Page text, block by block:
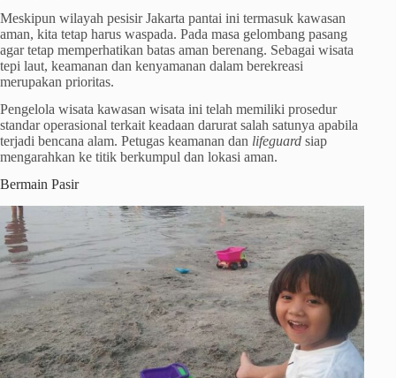
Meskipun wilayah pesisir Jakarta pantai ini termasuk kawasan
aman, kita tetap harus waspada. Pada masa gelombang pasang
agar tetap memperhatikan batas aman berenang. Sebagai wisata
tepi laut, keamanan dan kenyamanan dalam berekreasi
merupakan prioritas.
Pengelola wisata kawasan wisata ini telah memiliki prosedur
standar operasional terkait keadaan darurat salah satunya apabila
terjadi bencana alam. Petugas keamanan dan lifeguard siap
mengarahkan ke titik berkumpul dan lokasi aman.
Bermain Pasir